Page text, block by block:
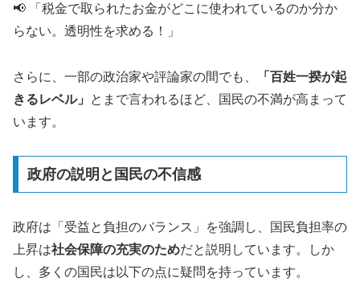
📢 「税金で取られたお金がどこに使われているのか分か
らない。透明性を求める！」
さらに、一部の政治家や評論家の間でも、
「百姓一揆が起
きるレベル」
とまで言われるほど、国民の不満が高まって
います。
政府の説明と国民の不信感
政府は「受益と負担のバランス」を強調し、国民負担率の
上昇は社会保障の充実のためだと説明しています。しか
し、多くの国民は以下の点に疑問を持っています。